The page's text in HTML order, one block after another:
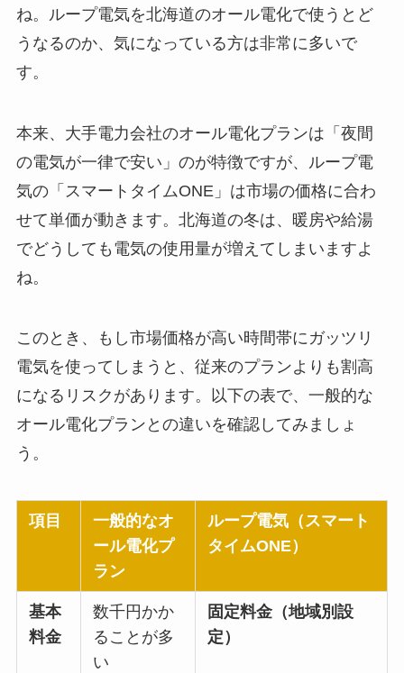
ね。ループ電気を北海道のオール電化で使うとど
うなるのか、気になっている方は非常に多いで
す。
本来、大手電力会社のオール電化プランは「夜間
の電気が一律で安い」のが特徴ですが、ループ電
気の「スマートタイムONE」は市場の価格に合わ
せて単価が動きます。北海道の冬は、暖房や給湯
でどうしても電気の使用量が増えてしまいますよ
ね。
このとき、もし市場価格が高い時間帯にガッツリ
電気を使ってしまうと、従来のプランよりも割高
になるリスクがあります。以下の表で、一般的な
オール電化プランとの違いを確認してみましょ
う。
項目
一般的なオ
ール電化プ
ラン
ループ電気（スマート
タイムONE）
基本
料金
数千円かか
ることが多
い
固定料金（地域別設
定）